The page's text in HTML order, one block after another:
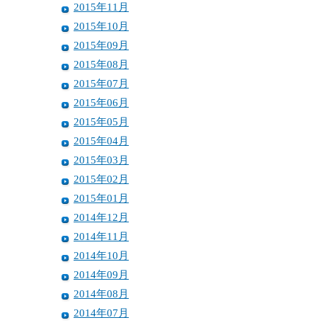
2015年11月
2015年10月
2015年09月
2015年08月
2015年07月
2015年06月
2015年05月
2015年04月
2015年03月
2015年02月
2015年01月
2014年12月
2014年11月
2014年10月
2014年09月
2014年08月
2014年07月